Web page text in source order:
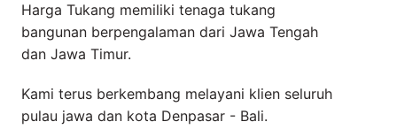
Harga Tukang memiliki tenaga tukang
bangunan berpengalaman dari Jawa Tengah
dan Jawa Timur.
Kami terus berkembang melayani klien seluruh
pulau jawa dan kota Denpasar - Bali.